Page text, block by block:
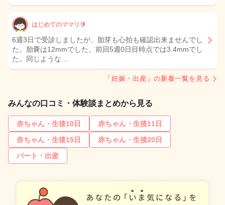
はじめてのママリ🔰
6週3日で受診しましたが、胎芽も心拍も確認出来ませんでし
た。胎嚢は12mmでした。前回5週0日目時点では3.4mmでし
た。同じような…
「妊娠・出産」の新着一覧を見る
みんなの口コミ・体験談まとめから見る
赤ちゃん・生後10日
赤ちゃん・生後11日
赤ちゃん・生後15日
赤ちゃん・生後20日
パート・出産